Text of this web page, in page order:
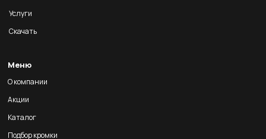
Услуги
Скачать
Меню
О компании
Акции
Каталог
Подбор кромки